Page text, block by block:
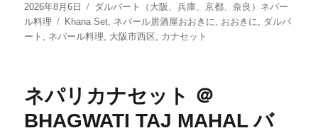
投
稿
日:
2026年8月6日
カ
テ
ゴ
ダルバート（大阪、兵庫、京都、奈良）ネパー
ル料理
タ
グ
Khana Set, ネパール居酒屋おおきに, おおきに, ダルバ
ート , ネパール料理, 大阪市西区, カナセット
ネパリカナセット ＠
BHAGWATI TAJ MAHAL バ